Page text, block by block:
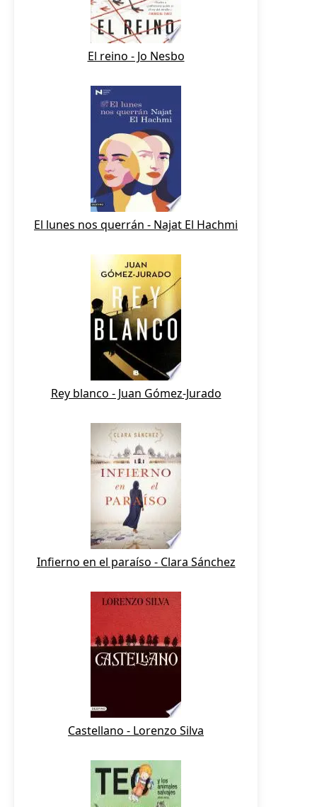
El reino - Jo Nesbo
El lunes nos querrán - Najat El Hachmi
Rey blanco - Juan Gómez-Jurado
Infierno en el paraíso - Clara Sánchez
Castellano - Lorenzo Silva